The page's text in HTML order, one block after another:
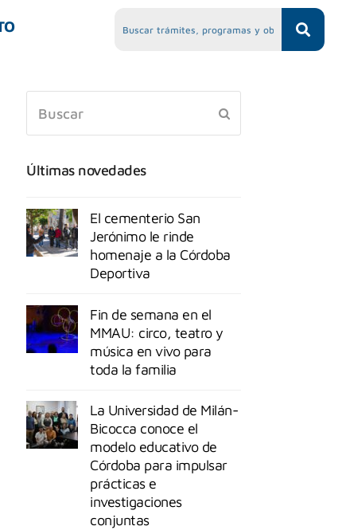
Últimas novedades
El cementerio San
Jerónimo le rinde
homenaje a la Córdoba
Deportiva
Fin de semana en el
MMAU: circo, teatro y
música en vivo para
toda la familia
La Universidad de Milán-
Bicocca conoce el
modelo educativo de
Córdoba para impulsar
prácticas e
investigaciones
conjuntas